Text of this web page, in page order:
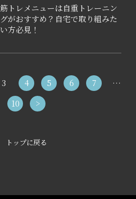
筋トレメニューは自重トレーニン
グがおすすめ？自宅で取り組みた
い方必見！
3 4 5 6 7
…
10
>
トップに戻る